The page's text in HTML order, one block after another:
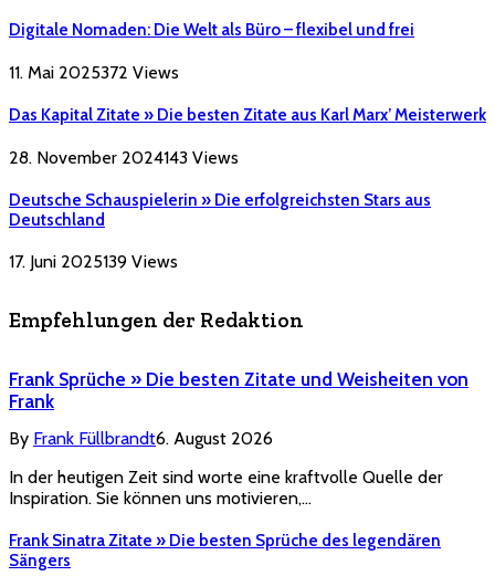
Digitale Nomaden: Die Welt als Büro – flexibel und frei
11. Mai 2025372 Views
Das Kapital Zitate » Die besten Zitate aus Karl Marx’ Meisterwerk
28. November 2024143 Views
Deutsche Schauspielerin » Die erfolgreichsten Stars aus
Deutschland
17. Juni 2025139 Views
Empfehlungen der Redaktion
Frank Sprüche » Die besten Zitate und Weisheiten von
Frank
By Frank Füllbrandt6. August 2026
In der heutigen Zeit sind worte eine kraftvolle Quelle der
Inspiration. Sie können uns motivieren,…
Frank Sinatra Zitate » Die besten Sprüche des legendären
Sängers